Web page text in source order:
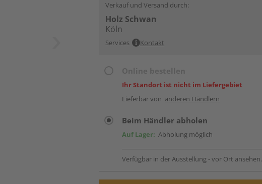
Verkauf und Versand durch:
Holz Schwan
Köln
Services Kontakt
Ihr Standort ist nicht im Liefergebiet
Lieferbar von anderen Händlern
Beim Händler abholen
Auf Lager: Abholung möglich
Verfügbar in der Ausstellung - vor Ort ansehen.